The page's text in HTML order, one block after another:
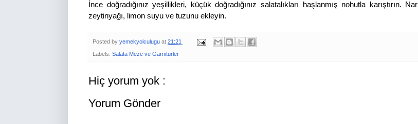
İnce doğradığınız yeşillikleri, küçük doğradığınız salatalıkları haşlanmış nohutla karıştırın.
zeytinyağı, limon suyu ve tuzunu ekleyin.
Posted by yemekyolculugu at 21:21
Labels: Salata Meze ve Garnitürler
Hiç yorum yok :
Yorum Gönder